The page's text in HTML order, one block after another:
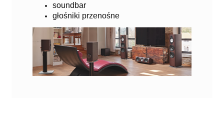
soundbar
głośniki przenośne